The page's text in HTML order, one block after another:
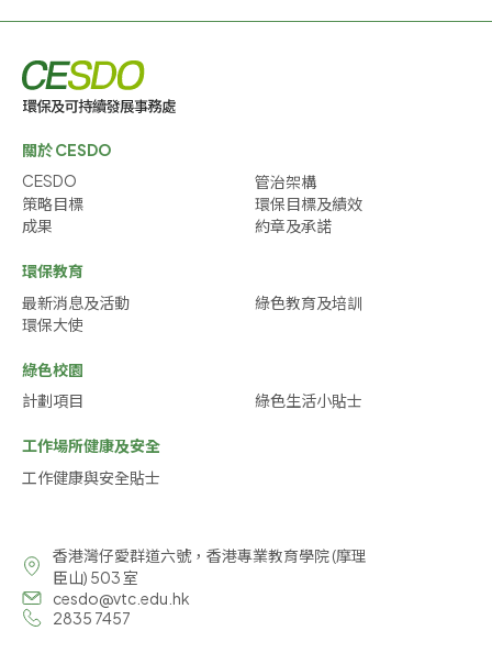
關於 CESDO
CESDO
管治架構
策略目標
環保目標及績效
成果
約章及承諾
環保教育
最新消息及活動
綠色教育及培訓
環保大使
綠色校園
計劃項目
綠色生活小貼士
工作場所健康及安全
工作健康與安全貼士
香港灣仔愛群道六號，香港專業教育學院 (摩理
臣山) 503 室
cesdo@vtc.edu.hk
2835 7457